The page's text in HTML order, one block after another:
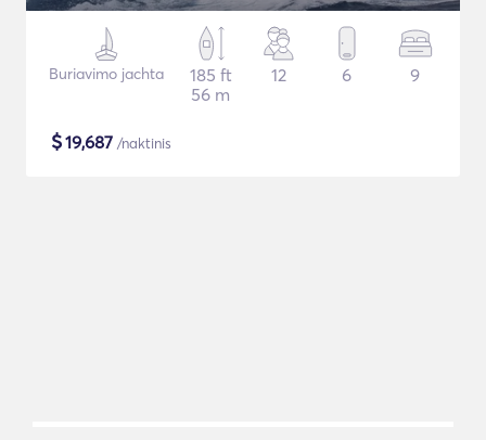
Buriavimo jachta
185 ft
56 m
12 6 9
$19,687 /naktinis